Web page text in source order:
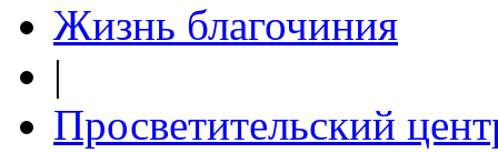
Жизнь благочиния
|
Просветительский